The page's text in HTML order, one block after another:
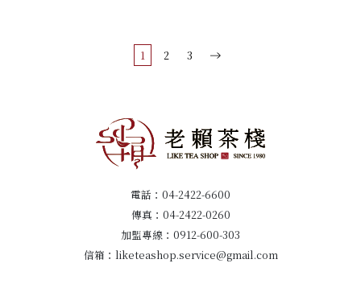
1 2 3
電話： 04-2422-6600
傳真：04-2422-0260
加盟專線： 0912-600-303
信箱： liketeashop.service@gmail.com